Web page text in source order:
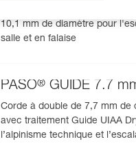
10,1 mm de diamètre pour
salle et en falaise
PASO® GUIDE 7.7
Corde à double de 7,7 mm de
avec traitement Guide UIAA
l’alpinisme technique et